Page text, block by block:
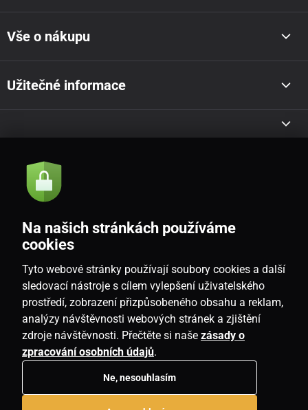
Vše o nákupu
Užitečné informace
Akce a novinky e-mailem
Souhlasím sezásadami zpracování osobních údajů
CZ
Na našich stránkách používáme
cookies
Tyto webové stránky používají soubory cookies a další
sledovací nástroje s cílem vylepšení uživatelského
prostředí, zobrazení přizpůsobeného obsahu a reklam,
analýzy návštěvnosti webových stránek a zjištění
zdroje návštěvnosti. Přečtěte si naše zásady o
zpracování osobních údajů.
Ne, nesouhlasím